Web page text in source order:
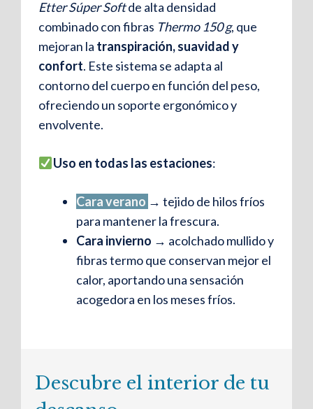
Etter Súper Softde alta densidad
combinado con fibras Thermo 150 g, que
mejoran la transpiración, suavidad y
confort. Este sistema se adapta al
contorno del cuerpo en función del peso,
ofreciendo un soporte ergonómico y
envolvente.
Uso en todas las estaciones:
Cara verano → tejido de hilos fríos
para mantener la frescura.
Cara invierno → acolchado mullido y
fibras termo que conservan mejor el
calor, aportando una sensación
acogedora en los meses fríos.
Descubre el interior de tu